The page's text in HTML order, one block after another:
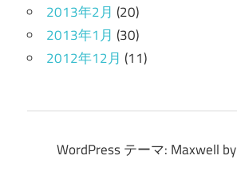
2013年2月 (20)
2013年1月 (30)
2012年12月 (11)
WordPress テーマ: Maxwell by